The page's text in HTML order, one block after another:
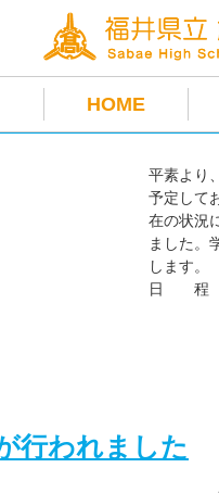
HOME
江高校学校祭
平素より
予定して
在の状況
ました。
します。
日 程
９月
行われました